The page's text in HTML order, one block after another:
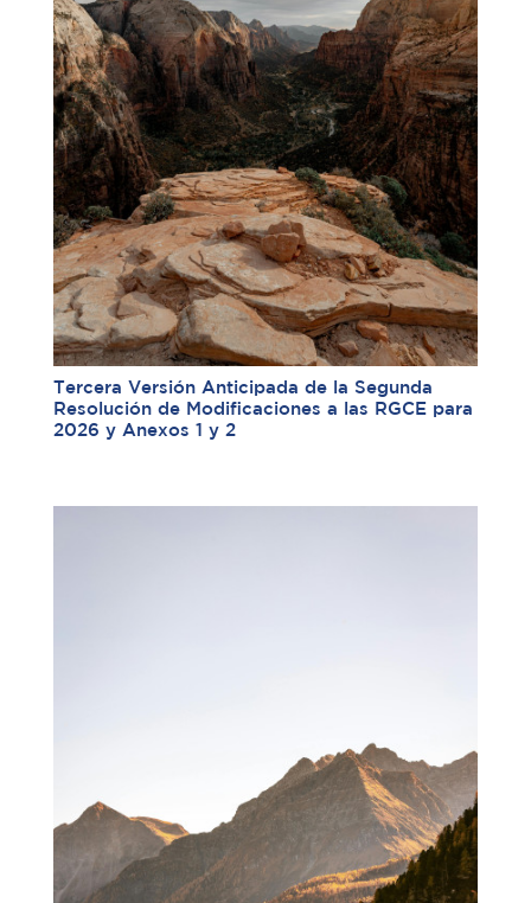
Tercera Versión Anticipada de la Segunda
Resolución de Modificaciones a las RGCE para
2026 y Anexos 1 y 2